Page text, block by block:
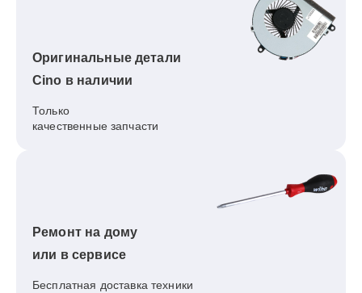
Оригинальные детали
Cino в наличии
Только
качественные запчасти
Ремонт на дому
или в сервисе
Бесплатная доставка техники